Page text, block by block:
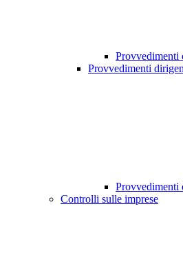
Provvedimenti
Provvedimenti
Provvedimenti
Controlli sulle imprese